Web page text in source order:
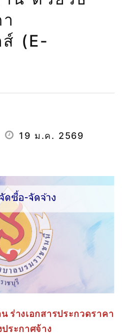
ส์ (e-
19 ม.ค. 2569
ร่างเอกสารประกวดราคา
ประกาศจ้าง